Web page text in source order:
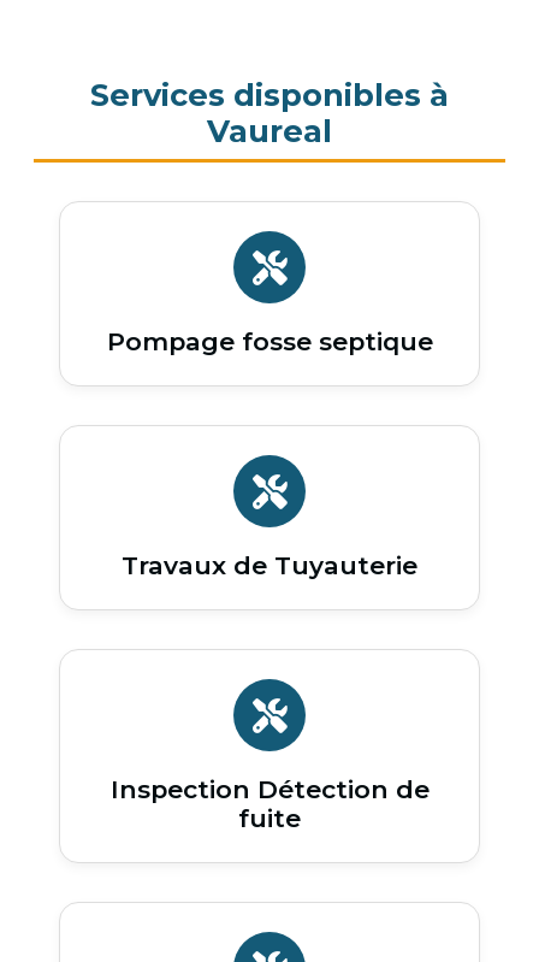
Services disponibles à
Vaureal
Pompage fosse septique
Travaux de Tuyauterie
Inspection Détection de
fuite